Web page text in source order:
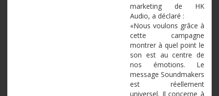
marketing de HK
Audio, a déclaré :
«Nous voulons grâce à
cette
campagne
montrer à quel point le
son estaucentre de
nos émotions. Le
message Soundmakers
est
réellement
universel. Ilconcerne à